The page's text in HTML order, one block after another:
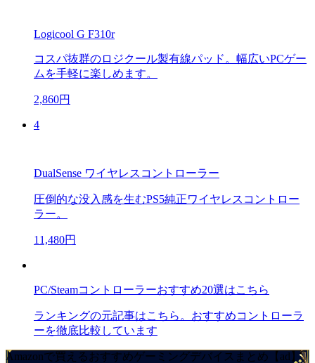
Logicool G F310r
コスパ抜群のロジクール製有線パッド。幅広いPCゲー
ムを手軽に楽しめます。
2,860円
4
DualSense ワイヤレスコントローラー
圧倒的な没入感を生むPS5純正ワイヤレスコントロー
ラー。
11,480円
PC/Steamコントローラーおすすめ20選はこちら
ランキングの元記事はこちら。おすすめコントローラ
ーを徹底比較しています
Amazonで買えるおすすめゲーミングデバイスまとめ【ad】